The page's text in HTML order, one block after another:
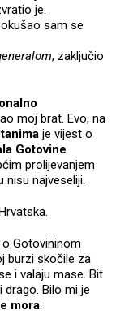
je.
sam se
, zaključio
moj brat. Evo, na
je vijest o
Gotovine
prolijevanjem
nisu najveseliji.
Gotovininom
burzi skočile za
i valaju mase. Bit
drago. Bilo mi je
mora.